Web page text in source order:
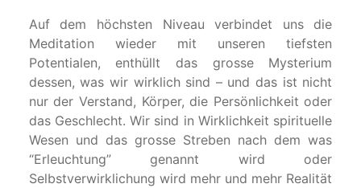
Auf dem höchsten Niveau verbindet uns die
Meditation wieder mit unseren tiefsten
Potentialen, enthüllt das grosse Mysterium
dessen, was wir wirklich sind – und das ist nicht
nur der Verstand, Körper, die Persönlichkeit oder
das Geschlecht. Wir sind in Wirklichkeit spirituelle
Wesen und das grosse Streben nach dem was
“Erleuchtung” genannt wird oder
Selbstverwirklichung wird mehr und mehr Realität